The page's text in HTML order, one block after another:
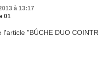
à 13:17
01